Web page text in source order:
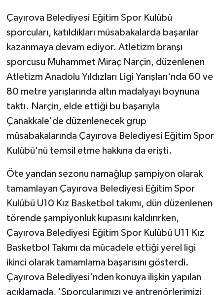
Çayırova Belediyesi Eğitim Spor Kulübü
sporcuları, katıldıkları müsabakalarda başarılar
kazanmaya devam ediyor. Atletizm branşı
sporcusu Muhammet Miraç Narçin, düzenlenen
Atletizm Anadolu Yıldızları Ligi Yarışları'nda 60 ve
80 metre yarışlarında altın madalyayı boynuna
taktı. Narçin, elde ettiği bu başarıyla
Çanakkale'de düzenlenecek grup
müsabakalarında Çayırova Belediyesi Eğitim Spor
Kulübü'nü temsil etme hakkına da erişti.
Öte yandan sezonu namağlup şampiyon olarak
tamamlayan Çayırova Belediyesi Eğitim Spor
Kulübü U10 Kız Basketbol takımı, dün düzenlenen
törende şampiyonluk kupasını kaldırırken,
Çayırova Belediyesi Eğitim Spor Kulübü U11 Kız
Basketbol Takımı da mücadele ettiği yerel ligi
ikinci olarak tamamlama başarısını gösterdi.
Çayırova Belediyesi'nden konuya ilişkin yapılan
açıklamada, 'Sporcularımızı ve antrenörlerimizi
KÜLTÜR SANAT
MAGAZİN
Otomobil
POLİTİKA
SİYASET
SPOR HABERLERİ
TEKNOLOJİ
Turizm
ÜLKE GÜNDEMİ
YAŞAM